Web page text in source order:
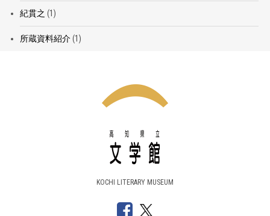
紀貫之 (1)
所蔵資料紹介(1)
KOCHI LITERARY MUSEUM